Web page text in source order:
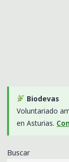
Biodevas
Voluntariado
en Asturias.
Buscar